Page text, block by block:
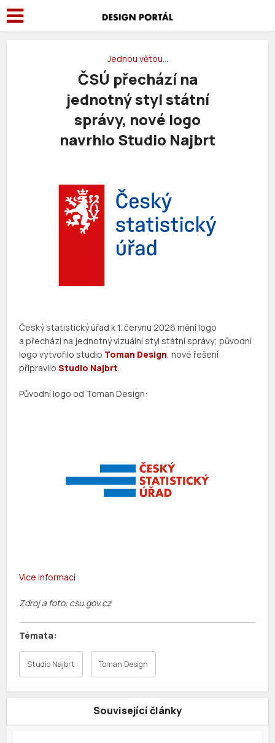
Jednou větou…
ČSÚ přechází na
jednotný styl státní
správy, nové logo
navrhlo Studio Najbrt
Český statistický úřad k 1. červnu 2026 mění logo
a přechází na jednotný vizuální styl státní správy; původní
logo vytvořilo studio Toman Design, nové řešení
připraviloStudio Najbrt.
Původní logo od Toman Design:
Více informací
Zdroj a foto: csu.gov.cz
Studio Najbrt Toman Design
Související články